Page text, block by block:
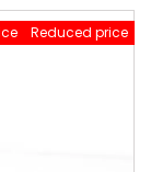
Reduced price